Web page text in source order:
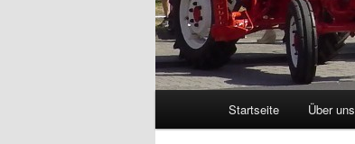
Startseite Über uns